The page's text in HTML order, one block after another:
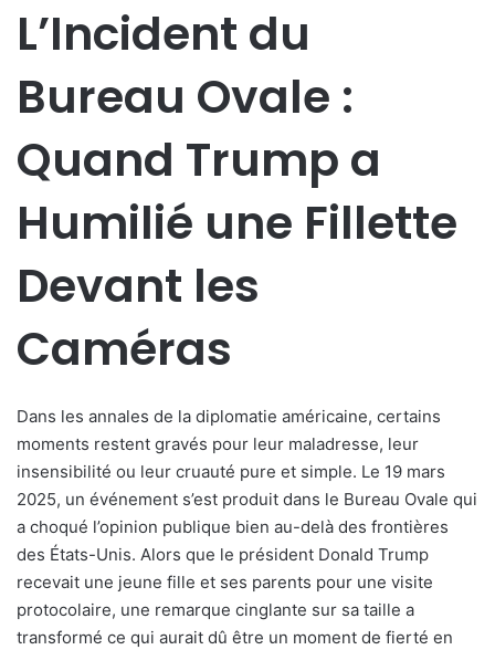
L’Incident du
Bureau Ovale :
Quand Trump a
Humilié une Fillette
Devant les
Caméras
Dans les annales de la diplomatie américaine, certains
moments restent gravés pour leur maladresse, leur
insensibilité ou leur cruauté pure et simple. Le 19 mars
2025, un événement s’est produit dans le Bureau Ovale qui
a choqué l’opinion publique bien au-delà des frontières
des États-Unis. Alors que le président Donald Trump
recevait une jeune fille et ses parents pour une visite
protocolaire, une remarque cinglante sur sa taille a
transformé ce qui aurait dû être un moment de fierté en